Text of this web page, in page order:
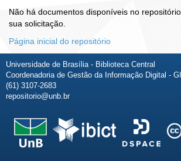
Não há documentos disponíveis no
sua solicitação.
Página inicial do repositório
Universidade de Brasília - Biblioteca Central
Coordenadoria de Gestão da Informação Digital -
(61) 3107-2683
repositorio@unb.br